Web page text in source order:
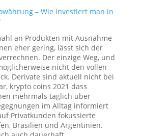
– Wie investiert man in
an Produkten mit Ausnahme
eher gering, lässt sich der
Der einzige Weg, und
nicht den vollen
Derivate sind aktuell nicht bei
krypto coins 2021 dass
mehrmals täglich über
im Alltag informiert
Privatkunden fokussierte
Brasilien und Argentinien.